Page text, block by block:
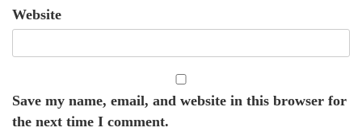
Website
Save my name, email, and website in this browser for
the next time I comment.